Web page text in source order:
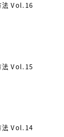
法 Vol.16
法 Vol.15
法 Vol.14